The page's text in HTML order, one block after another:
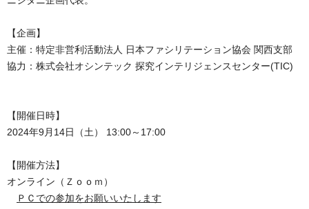
【企画】
主催：特定非営利活動法人 日本ファシリテーション協会 関西支部
協力： 株式会社オシンテック 探究インテリジェンスセンター(TIC)
【開催日時】
2024年9月14日（土） 13:00～17:00
【開催方法】
オンライン（Ｚｏｏｍ）
ＰＣでの参加をお願いいたします